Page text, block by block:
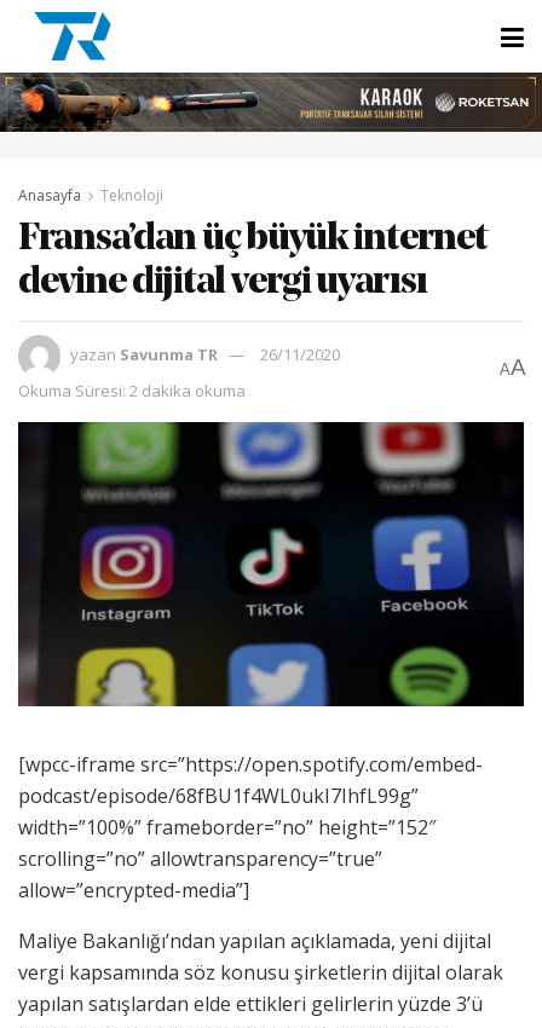
Anasayfa Teknoloji
Fransa’dan üç büyük internet
devine dijital vergi uyarısı
yazan Savunma TR
26/11/2020
Okuma Süresi: 2 dakika okuma
AA
[wpcc-iframe src=”https://open.spotify.com/embed-
podcast/episode/68fBU1f4WL0ukI7IhfL99g”
width=”100%” frameborder=”no” height=”152″
scrolling=”no” allowtransparency=”true”
allow=”encrypted-media”]
Maliye Bakanlığı’ndan yapılan açıklamada, yeni dijital
vergi kapsamında söz konusu şirketlerin dijital olarak
yapılan satışlardan elde ettikleri gelirlerin yüzde 3’ü